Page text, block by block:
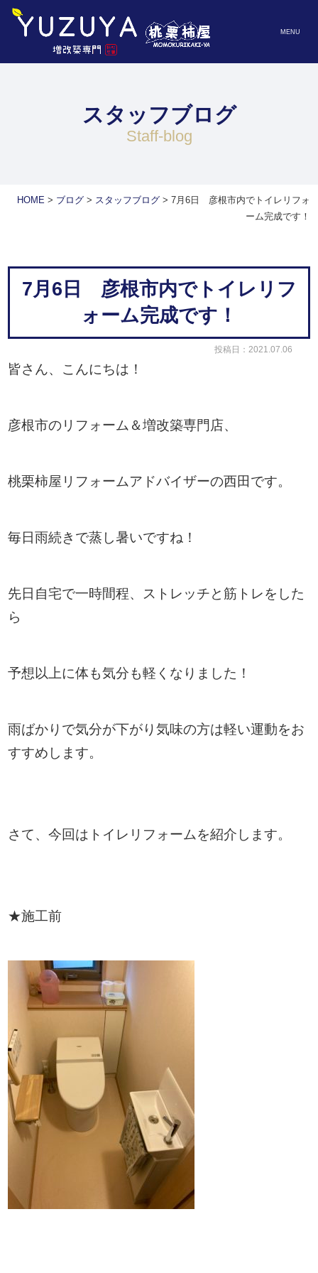
MENU
スタッフブログ
staff-blog
HOME> ブログ> スタッフブログ> 7月6日 彦根市内でトイレリフォ
ーム完成です！
7月6日 彦根市内でトイレリフ
ォーム完成です！
投稿日：2021.07.06
皆さん、こんにちは！
彦根市のリフォーム＆増改築専門店、
桃栗柿屋リフォームアドバイザーの西田です。
毎日雨続きで蒸し暑いですね！
先日自宅で一時間程、ストレッチと筋トレをした
ら
予想以上に体も気分も軽くなりました！
雨ばかりで気分が下がり気味の方は軽い運動をお
すすめします。
さて、今回はトイレリフォームを紹介します。
★施工前